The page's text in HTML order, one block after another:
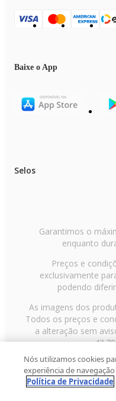
Baixe o App
Selos
Garantimos o
enquanto
Preços e
exclusivamente
podendo
As imagens dos
Todos os preços e
a alteração sem
Avenida Zaki Narchi,
Paulo/SP, CEP
2013 Fast Shop -
Nós utilizamos cookies
experiência de
Política de Privacidade